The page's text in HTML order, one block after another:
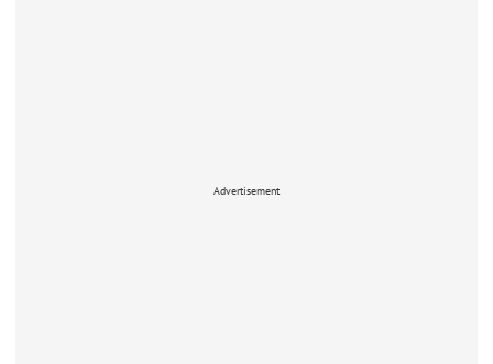
Advertisement